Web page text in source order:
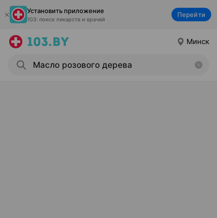
Установить приложение
103: поиск лекарств и врачей
Перейти
Минск